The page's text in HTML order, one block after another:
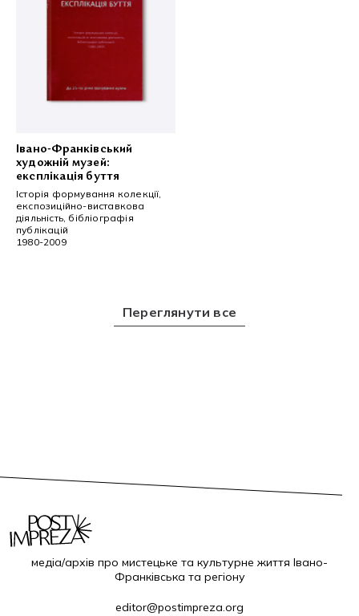
Переглянути все
Івано-Франківський
художній музей:
експлікація буття
Історія формування колекції,
експозиційно-виставкова
діяльність, бібліографія
публікацій
1980-2009
медіа/архів про мистецьке та культурне життя Івано-
Франківська та регіону
editor@postimpreza.org